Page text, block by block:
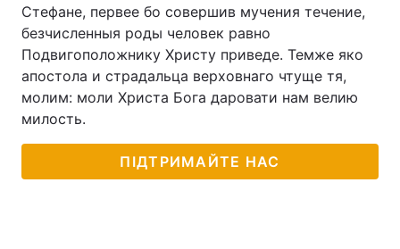
Стефане, первее бо совершив мучения течение,
безчисленныя роды человек равно
Подвигоположнику Христу приведе. Темже яко
апостола и страдальца верховнаго чтуще тя,
молим: моли Христа Бога даровати нам велию
милость.
ПІДТРИМАЙТЕ НАС